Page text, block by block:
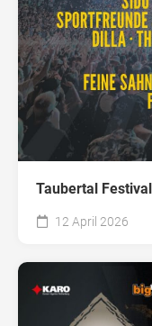
Taubertal
12 April 2026